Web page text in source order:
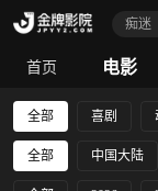
痴迷
首页 电影
全部 喜剧
全部 中国大陆